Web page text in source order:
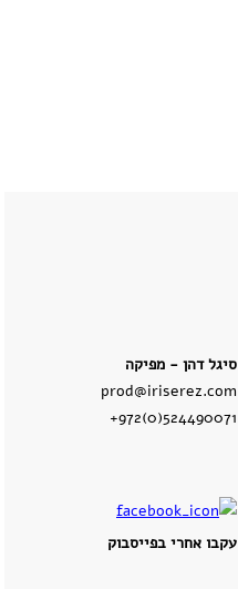
סיגל דהן - מפיקה
prod@iriserez.com
+972(0)524490071
עקבו אחרי בפייסבוק